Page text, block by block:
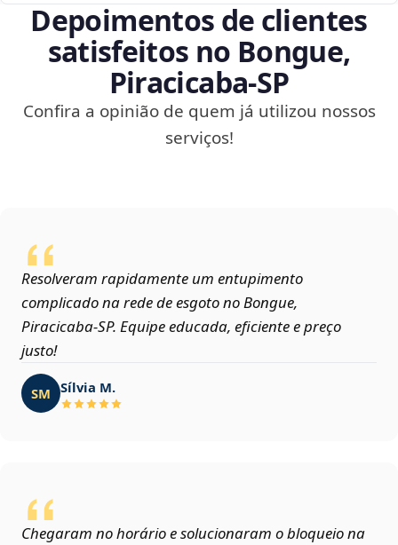
Depoimentos de clientes
satisfeitos no Bongue,
Piracicaba‑SP
Confira a opinião de quem já utilizou nossos
serviços!
Resolveram rapidamente um entupimento
complicado na rede de esgoto no Bongue,
Piracicaba‑SP. Equipe educada, eficiente e preço
justo!
SM Sílvia M.
Chegaram no horário e solucionaram o bloqueio na